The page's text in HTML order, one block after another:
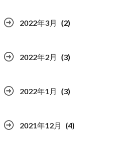
2022年3月 (2)
2022年2月 (3)
2022年1月 (3)
2021年12月 (4)